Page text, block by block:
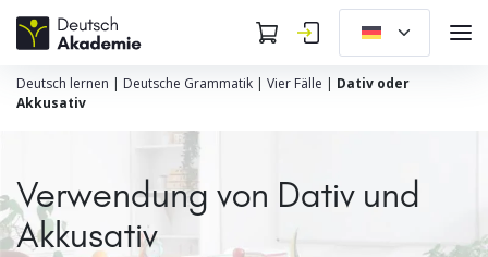
Deutsch lernen | Deutsche Grammatik | Vier Fälle | Dativ oder
Akkusativ
Verwendung von Dativ und
Akkusativ